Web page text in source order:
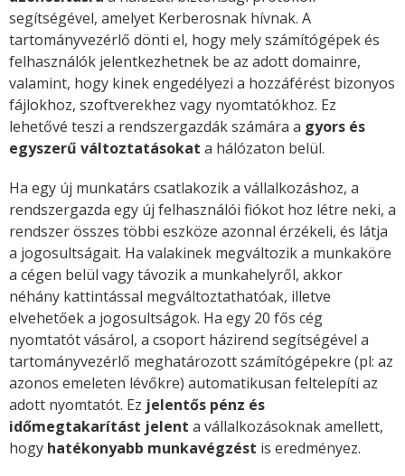
segítségével, amelyet Kerberosnak hívnak. A
tartományvezérlő dönti el, hogy mely számítógépek és
felhasználók jelentkezhetnek be az adott domainre,
valamint, hogy kinek engedélyezi a hozzáférést bizonyos
fájlokhoz, szoftverekhez vagy nyomtatókhoz. Ez
lehetővé teszi a rendszergazdák számára a gyors és
egyszerű változtatásokat a hálózaton belül.
Ha egy új munkatárs csatlakozik a vállalkozáshoz, a
rendszergazda egy új felhasználói fiókot hoz létre neki, a
rendszer összes többi eszköze azonnal érzékeli, és látja
a jogosultságait. Ha valakinek megváltozik a munkaköre
a cégen belül vagy távozik a munkahelyről, akkor
néhány kattintással megváltoztathatóak, illetve
elvehetőek a jogosultságok. Ha egy 20 fős cég
nyomtatót vásárol, a csoport házirend segítségével a
tartományvezérlő meghatározott számítógépekre (pl: az
azonos emeleten lévőkre) automatikusan feltelepíti az
adott nyomtatót. Ez jelentős pénz és
időmegtakarítást jelent a vállalkozásoknak amellett,
hogy hatékonyabb munkavégzést is eredményez.